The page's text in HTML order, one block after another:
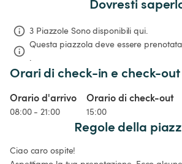
3 Piazzole Sono disponibili qui.
Questa piazzola deve essere
.
Orari di check-in e check-out
Orario d'arrivo
08:00 - 21:00
Orario di check-out
15:00
Regole della
Ciao caro ospite!